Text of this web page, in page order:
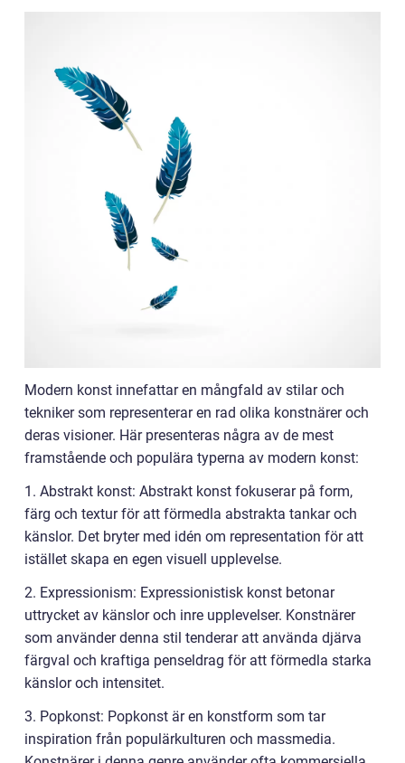
Modern konst innefattar en mångfald av stilar och
tekniker som representerar en rad olika konstnärer och
deras visioner. Här presenteras några av de mest
framstående och populära typerna av modern konst:
1. Abstrakt konst: Abstrakt konst fokuserar på form,
färg och textur för att förmedla abstrakta tankar och
känslor. Det bryter med idén om representation för att
istället skapa en egen visuell upplevelse.
2. Expressionism: Expressionistisk konst betonar
uttrycket av känslor och inre upplevelser. Konstnärer
som använder denna stil tenderar att använda djärva
färgval och kraftiga penseldrag för att förmedla starka
känslor och intensitet.
3. Popkonst: Popkonst är en konstform som tar
inspiration från populärkulturen och massmedia.